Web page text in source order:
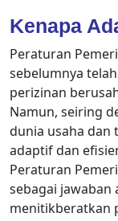
Kenapa
Peraturan
sebelumnya
perizinan
Namun, seiring
dunia usaha dan
adaptif dan
Peraturan
sebagai jawaban
menitikberatkan